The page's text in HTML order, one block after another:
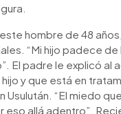
hombre de 48
“Mi hijo padece de
El padre le explicó al
y que está en
Usulután. “El miedo
eso allá adentro”.